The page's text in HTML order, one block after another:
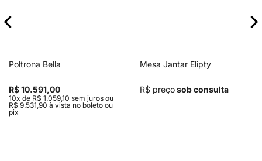
Poltrona Bella
R$ 10.591,00
10x de R$ 1.059,10 sem juros ou
R$ 9.531,90 à vista no boleto ou
pix
Mesa Jantar Elipty
R$ preçosob consulta